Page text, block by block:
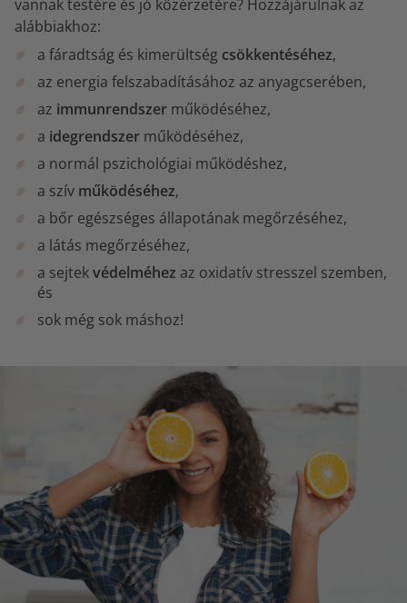
vannak testére és jó közérzetére? Hozzájárulnak az
alábbiakhoz:
a fáradtság és kimerültség csökkentéséhez,
az energia felszabadításához az anyagcserében,
az immunrendszer működéséhez,
a idegrendszer működéséhez,
a normál pszichológiai működéshez,
a szív működéséhez,
a bőr egészséges állapotának megőrzéséhez,
a látás megőrzéséhez,
a sejtekvédelméhez az oxidatív stresszel szemben,
és
sok még sok máshoz!